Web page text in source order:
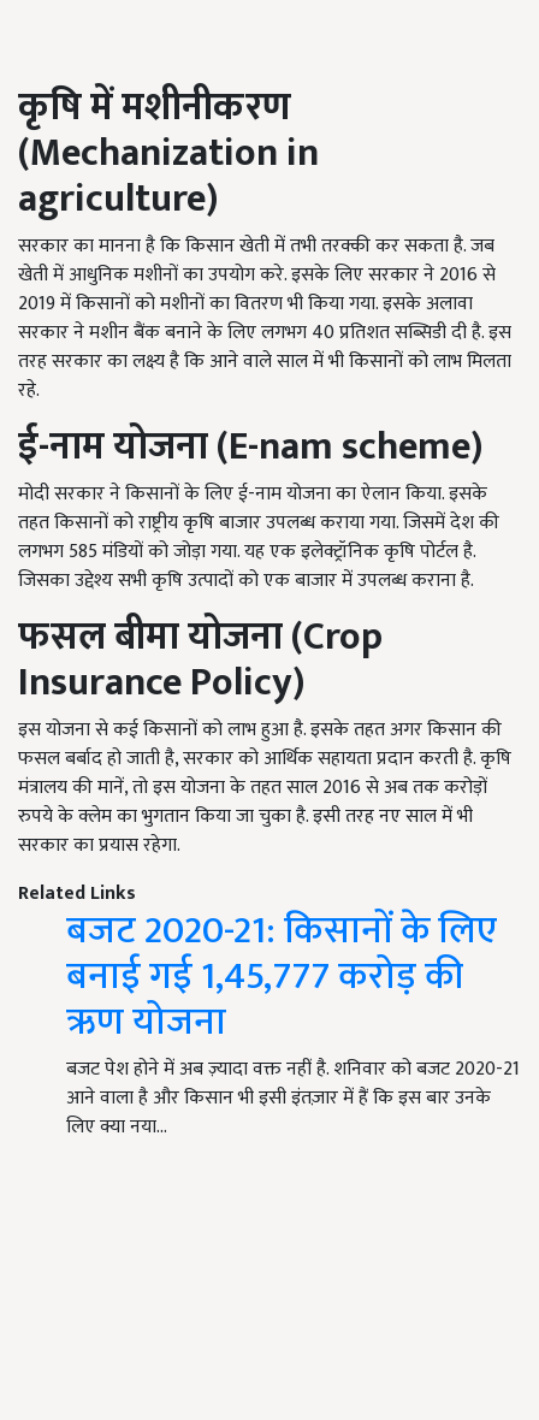
कृषि में मशीनीकरण
(Mechanization in
agriculture)
सरकार का मानना है कि किसान खेती में तभी तरक्की कर सकता है. जब
खेती में आधुनिक मशीनों का उपयोग करे. इसके लिए सरकार ने 2016 से
2019 में किसानों को मशीनों का वितरण भी किया गया. इसके अलावा
सरकार ने मशीन बैंक बनाने के लिए लगभग 40 प्रतिशत सब्सिडी दी है. इस
तरह सरकार का लक्ष्य है कि आने वाले साल में भी किसानों को लाभ मिलता
रहे.
ई-नाम योजना (E-nam scheme)
मोदी सरकार ने किसानों के लिए ई-नाम योजना का ऐलान किया. इसके
तहत किसानों को राष्ट्रीय कृषि बाजार उपलब्ध कराया गया. जिसमें देश की
लगभग 585 मंडियों को जोड़ा गया. यह एक इलेक्ट्रॉनिक कृषि पोर्टल है.
जिसका उद्देश्य सभी कृषि उत्पादों को एक बाजार में उपलब्ध कराना है.
फसल बीमा योजना (Crop
Insurance Policy)
इस योजना से कई किसानों को लाभ हुआ है. इसके तहत अगर किसान की
फसल बर्बाद हो जाती है, सरकार को आर्थिक सहायता प्रदान करती है. कृषि
मंत्रालय की मानें, तो इस योजना के तहत साल 2016 से अब तक करोड़ों
रुपये के क्लेम का भुगतान किया जा चुका है. इसी तरह नए साल में भी
सरकार का प्रयास रहेगा.
Related Links
बजट 2020-21: किसानों के लिए
बनाई गई 1,45,777 करोड़ की
ऋण योजना
बजट पेश होने में अब ज़्यादा वक्त नहीं है. शनिवार को बजट 2020-21
आने वाला है और किसान भी इसी इंतज़ार में हैं कि इस बार उनके
लिए क्या नया…